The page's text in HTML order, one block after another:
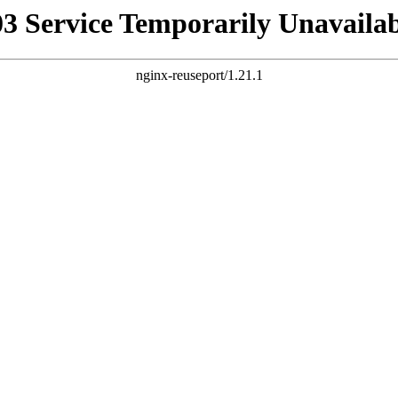
Service Temporarily
nginx-reuseport/1.21.1